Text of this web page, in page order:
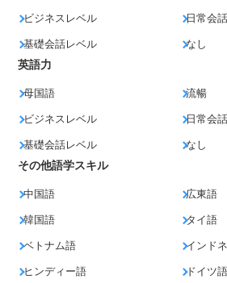
ビジネスレベル 日常会
基礎会話レベル なし
英語力
母国語 流暢
ビジネスレベル 日常会
基礎会話レベル なし
その他語学スキル
中国語 広東語
韓国語 タイ語
ベトナム語 インド
ヒンディー語 ドイツ語